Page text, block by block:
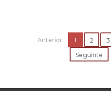
melhor o titular. O
contactless (sem
a utilização do
diversas
por um leitor de
Anterior 1 2 3
Seguinte